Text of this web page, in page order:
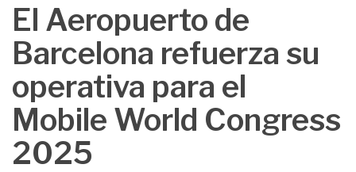
El Aeropuerto de
Barcelona refuerza su
operativa para el
Mobile World Congress
2025